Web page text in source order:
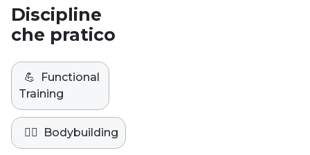
Discipline
che pratico
💪
Functional
Training
🏋️‍♀️ Bodybuilding